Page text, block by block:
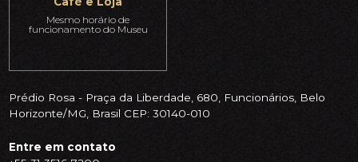
Mesmo horário de
funcionamento do Museu
Prédio Rosa - Praça da Liberdade, 680, Funcionários, Belo
Horizonte/MG, Brasil CEP: 30140-010
Entre em contato